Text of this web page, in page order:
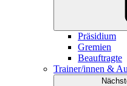
Präsidium
Gremien
Beauftragte
Trainer/innen &